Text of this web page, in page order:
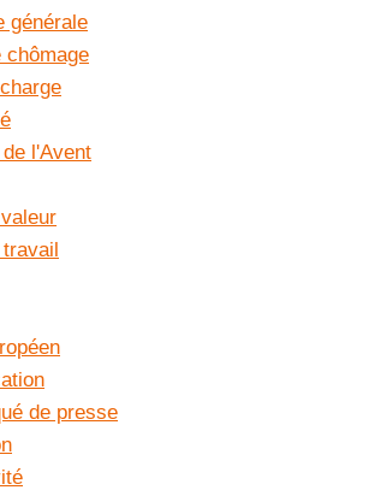
générale
chômage
l'Avent
de presse